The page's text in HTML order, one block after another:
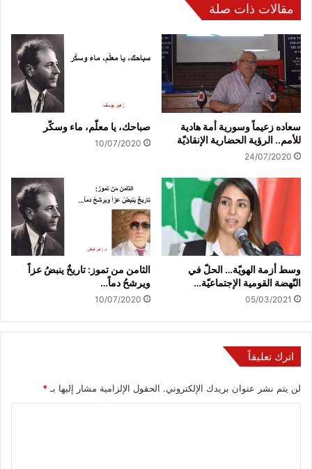
مقالات ذات صلة
سعاده زعيماً وسورية أمة هادية
للأمم.. الرؤية الحضارية الإنقاذيّة
24/07/2020
صباحك، يا معلّم، ماء وسكّر
10/07/2020
وسط أزمة الهويّة… الحلّ في
النّهضة القومية الإجتماعيّة…
05/03/2021
الثامن من تموز: تاريخٌ ينبضُ عزاً
ويرشحُ دماً…
10/07/2020
اترك تعليقاً
لن يتم نشر عنوان بريدك الإلكتروني. الحقول الإلزامية مشار إليها بـ*